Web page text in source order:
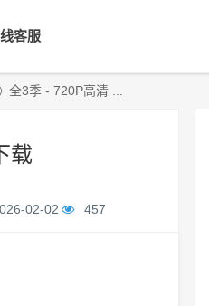
客服
全3季 - 720P高清 ...
载
02-02 457